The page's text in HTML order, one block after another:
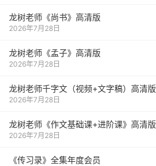
龙树老师《尚书》高清版
2026年7月28日
龙树老师《孟子》高清版
2026年7月28日
龙树老师千字文（视频+文字稿）高清版
2026年7月28日
龙树老师《作文基础课+进阶课》高清版
2026年7月28日
《传习录》全集年度会员